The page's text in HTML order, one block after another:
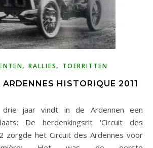
,RALLIES, TOERRITTEN
HISTORIQUE 2011
De herdenkingsrit 'Circuit des
zorgde het Circuit des Ardennes voor